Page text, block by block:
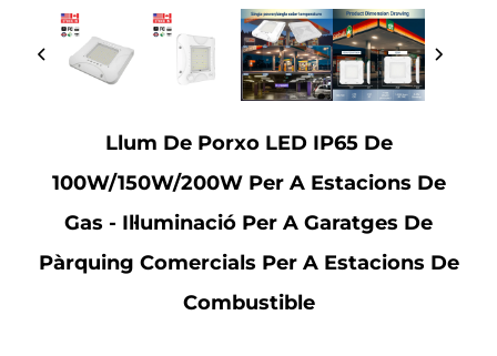
Llum De Porxo LED IP65 De
100W/150W/200W Per A Estacions De
Gas - Il·luminació Per A Garatges De
Pàrquing Comercials Per A Estacions De
Combustible